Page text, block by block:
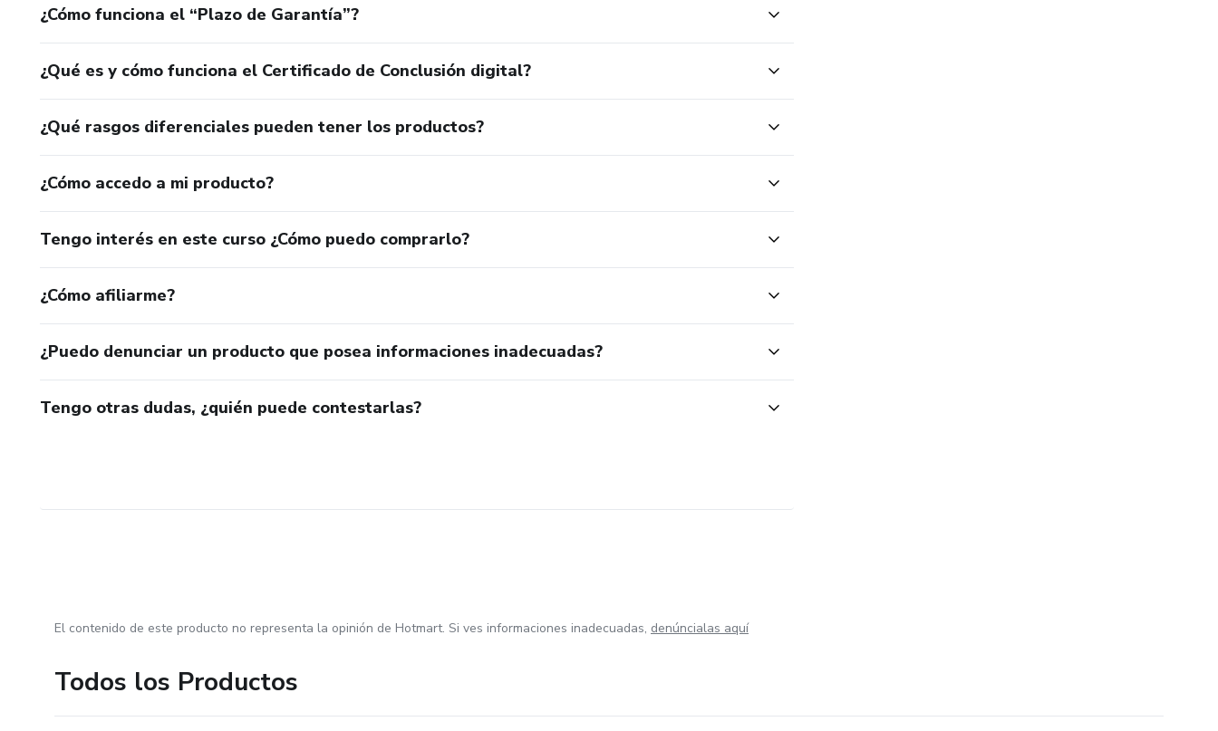
¿Cómo funciona el “Plazo de Garantía”?
¿Qué es y cómo funciona el Certificado de Conclusión digital?
¿Qué rasgos diferenciales pueden tener los productos?
¿Cómo accedo a mi producto?
Tengo interés en este curso ¿Cómo puedo comprarlo?
¿Cómo afiliarme?
¿Puedo denunciar un producto que posea informaciones inadecuadas?
Tengo otras dudas, ¿quién puede contestarlas?
El contenido de este producto no representa la opinión de Hotmart. Si ves informaciones inadecuadas, denúncialas aquí
Todos los Productos